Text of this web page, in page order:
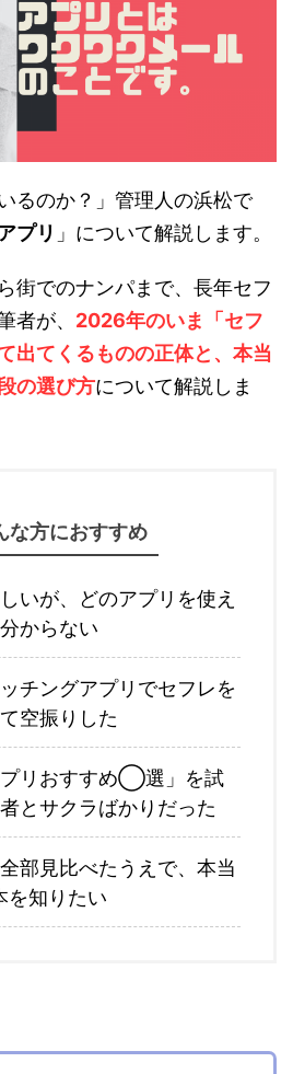
るのか？」管理人の浜松で
プリ 」について解説します。
街でのナンパまで、長年セフ
者が、 2026年のいま「セフ
出てくるものの正体と、本当
の選び方について解説しま
な方におすすめ
いが、どのアプリを使え
からない
チングアプリでセフレを
空振りした
プリおすすめ◯選」を試
とサクラばかりだった
部見比べたうえで、本当
を知りたい